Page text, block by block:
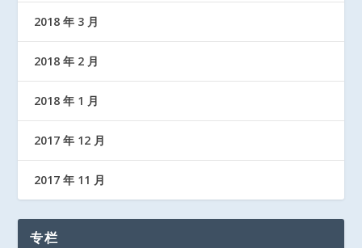
2018 年 3 月
2018 年 2 月
2018 年 1 月
2017 年 12 月
2017 年 11 月
专栏